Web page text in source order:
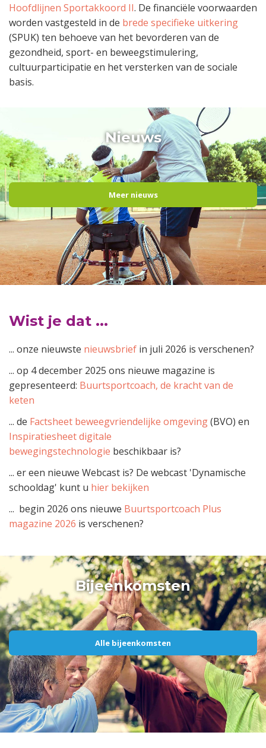
Hoofdlijnen Sportakkoord II. De financiële voorwaarden
worden vastgesteld in de brede specifieke uitkering
(SPUK) ten behoeve van het bevorderen van de
gezondheid, sport- en beweegstimulering,
cultuurparticipatie en het versterken van de sociale
basis.
Nieuws
Meer nieuws
Wist je dat ...
... onze nieuwste nieuwsbrief in juli 2026 is verschenen?
... op 4 december 2025 ons nieuwe magazine is
gepresenteerd: Buurtsportcoach, de kracht van de
keten
... de Factsheet beweegvriendelijke omgeving(BVO) en
Inspiratiesheet digitale
bewegingstechnologie beschikbaar is?
... er een nieuwe Webcast is? De webcast 'Dynamische
schooldag' kunt u hier bekijken
... begin 2026 ons nieuwe Buurtsportcoach Plus
magazine 2026 is verschenen?
Bijeenkomsten
Alle bijeenkomsten